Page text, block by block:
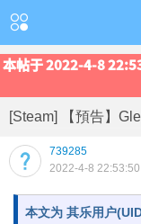
本帖于 2022-4-8
[Steam] 【預告】
739285
2022-4-8 22:53:50
本文为 其乐用户